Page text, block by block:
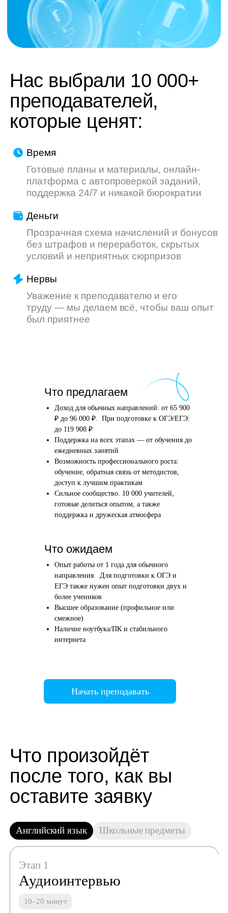
труду — мы делаем всё, чтобы ваш опыт
был приятнее
Что предлагаем
Начать преподавать
Что ожидаем
Доход для обычных направлений: от 65 900
₽ до 96 000 ₽. При подготовке к ОГЭ/ЕГЭ:
до 119 908 ₽
Поддержка на всех этапах — от обучения до
ежедневных занятий
Возможность профессионального роста:
обучение, обратная связь от методистов,
доступ к лучшим практикам
Сильное сообщество. 10 000 учителей,
готовые делиться опытом, а также
поддержка и дружеская атмосфера
Опыт работы от 1 года для обычного
направления. Для подготовки к ОГЭ и
ЕГЭ также нужен опыт подготовки двух и
более учеников
Высшее образование (профильное или
смежное)
Наличие ноутбука/ПК и стабильного
интернета
после того, как вы
оставите заявку
Английский язык Школьные предметы
Аудиоинтервью
Отвечаете по-английски на 4 вопроса
Начать преподавать